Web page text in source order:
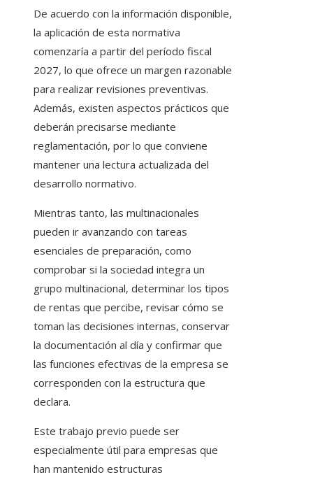
De acuerdo con la información disponible,
la aplicación de esta normativa
comenzaría a partir del período fiscal
2027, lo que ofrece un margen razonable
para realizar revisiones preventivas.
Además, existen aspectos prácticos que
deberán precisarse mediante
reglamentación, por lo que conviene
mantener una lectura actualizada del
desarrollo normativo.
Mientras tanto, las multinacionales
pueden ir avanzando con tareas
esenciales de preparación, como
comprobar si la sociedad integra un
grupo multinacional, determinar los tipos
de rentas que percibe, revisar cómo se
toman las decisiones internas, conservar
la documentación al día y confirmar que
las funciones efectivas de la empresa se
corresponden con la estructura que
declara.
Este trabajo previo puede ser
especialmente útil para empresas que
han mantenido estructuras